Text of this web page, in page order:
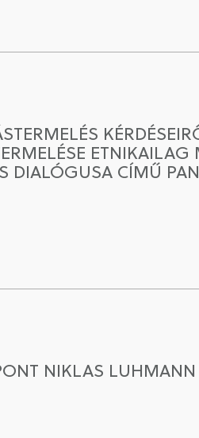
ETNIKAILAG
DIALÓGUSA CÍMŰ
NIKLAS LUHMANN